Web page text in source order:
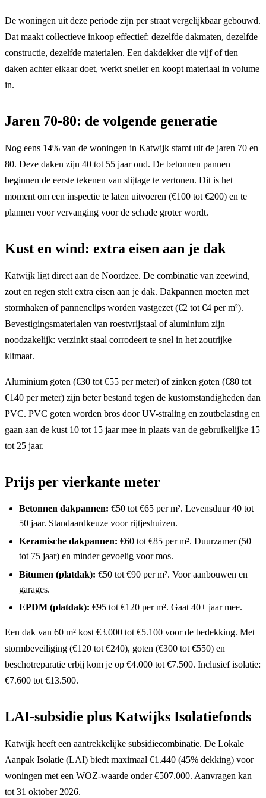
De woningen uit deze periode zijn per straat vergelijkbaar gebouwd.
Dat maakt collectieve inkoop effectief: dezelfde dakmaten, dezelfde
constructie, dezelfde materialen. Een dakdekker die vijf of tien
daken achter elkaar doet, werkt sneller en koopt materiaal in volume
in.
Jaren 70-80: de volgende generatie
Nog eens 14% van de woningen in Katwijk stamt uit de jaren 70 en
80. Deze daken zijn 40 tot 55 jaar oud. De betonnen pannen
beginnen de eerste tekenen van slijtage te vertonen. Dit is het
moment om een inspectie te laten uitvoeren (€100 tot €200) en te
plannen voor vervanging voor de schade groter wordt.
Kust en wind: extra eisen aan je dak
Katwijk ligt direct aan de Noordzee. De combinatie van zeewind,
zout en regen stelt extra eisen aan je dak. Dakpannen moeten met
stormhaken of pannenclips worden vastgezet (€2 tot €4 per m²).
Bevestigingsmaterialen van roestvrijstaal of aluminium zijn
noodzakelijk: verzinkt staal corrodeert te snel in het zoutrijke
klimaat.
Aluminium goten (€30 tot €55 per meter) of zinken goten (€80 tot
€140 per meter) zijn beter bestand tegen de kustomstandigheden dan
PVC. PVC goten worden bros door UV-straling en zoutbelasting en
gaan aan de kust 10 tot 15 jaar mee in plaats van de gebruikelijke 15
tot 25 jaar.
Prijs per vierkante meter
Betonnen dakpannen: €50 tot €65 per m². Levensduur 40 tot
50 jaar. Standaardkeuze voor rijtjeshuizen.
Keramische dakpannen: €60 tot €85 per m². Duurzamer (50
tot 75 jaar) en minder gevoelig voor mos.
Bitumen (platdak): €50 tot €90 per m². Voor aanbouwen en
garages.
EPDM (platdak): €95 tot €120 per m². Gaat 40+ jaar mee.
Een dak van 60 m² kost €3.000 tot €5.100 voor de bedekking. Met
stormbeveiliging (€120 tot €240), goten (€300 tot €550) en
beschotreparatie erbij kom je op €4.000 tot €7.500. Inclusief isolatie:
€7.600 tot €13.500.
LAI-subsidie plus Katwijks Isolatiefonds
Katwijk heeft een aantrekkelijke subsidiecombinatie. De Lokale
Aanpak Isolatie (LAI) biedt maximaal €1.440 (45% dekking) voor
woningen met een WOZ-waarde onder €507.000. Aanvragen kan
tot 31 oktober 2026.